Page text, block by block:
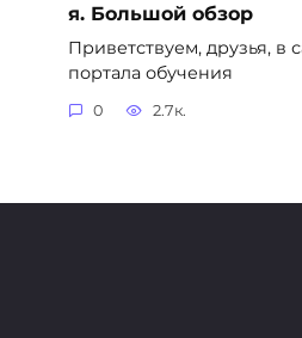
я. Большой обзор
Приветствуем, друзья, в
портала обучения
0 2.7к.